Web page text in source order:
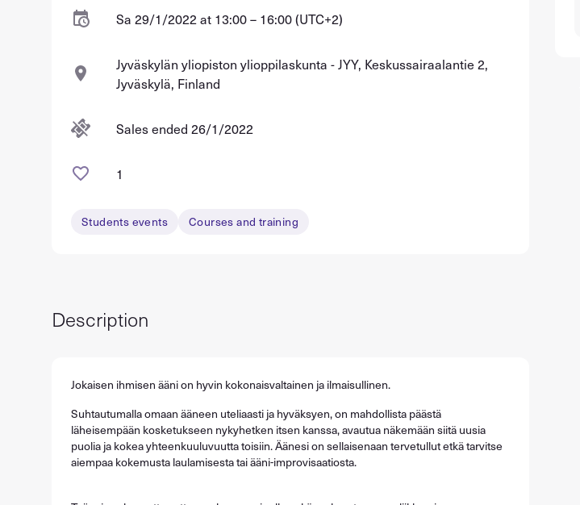
Sa 29/1/2022 at 13:00 – 16:00 (UTC+2)
Jyväskylän yliopiston ylioppilaskunta - JYY, Keskussairaalantie 2,
Jyväskylä, Finland
Sales ended 26/1/2022
1
Students events Courses and training
Description
Jokaisen ihmisen ääni on hyvin kokonaisvaltainen ja ilmaisullinen.
Suhtautumalla omaan ääneen uteliaasti ja hyväksyen, on mahdollista päästä
läheisempään kosketukseen nykyhetken itsen kanssa, avautua näkemään siitä uusia
puolia ja kokea yhteenkuuluvuutta toisiin. Äänesi on sellaisenaan tervetullut etkä tarvitse
aiempaa kokemusta laulamisesta tai ääni-improvisaatiosta.